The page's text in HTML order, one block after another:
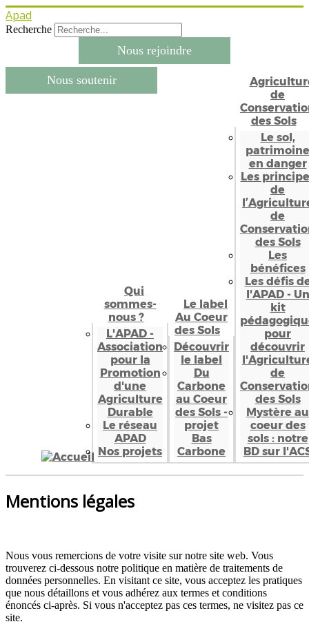
Apad
Recherche
Nous rejoindre
Nous soutenir
Qui
sommes-
nous ?
L'APAD -
Association
pour la
Promotion
d'une
Agriculture
Durable
Le réseau
APAD
Nos projets
Le label
Au Coeur
des Sols
Découvrir
le label
Du
Carbone
au Coeur
des Sols -
projet
Bas
Carbone
de
des Sols
Le sol,
patrimoine
en danger
Les
de
de
des Sols
Les
bénéfices
Les défis
l'APAD - Un
kit
pour
découvrir
de
des Sols
Mystère au
coeur des
sols : notre
BD sur
Mentions légales
Nous vous remercions de votre visite sur notre site web. Vous
trouverez ci-dessous notre politique en matière de traitements de
données personnelles. En visitant ce site, vous acceptez les pratiques
que nous détaillons et vous adhérez aux termes et conditions
énoncés ci-après. Si vous n'acceptez pas ces termes, ne visitez pas ce
site.